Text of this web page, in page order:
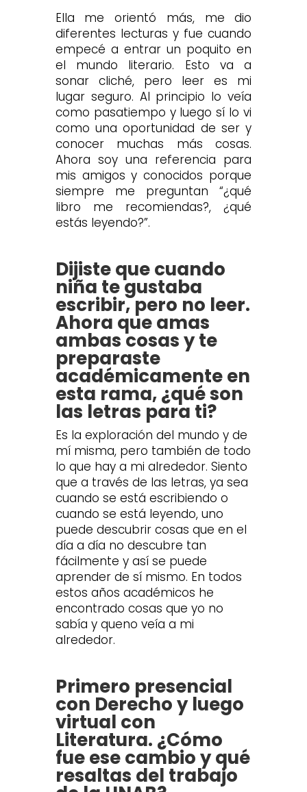
Ella me orientó más, me dio
diferentes lecturas y fue cuando
empecé a entrar un poquito en
el mundo literario. Esto va a
sonar cliché, pero leer es mi
lugar seguro. Al principio lo veía
como pasatiempo y luego sí lo vi
como una oportunidad de ser y
conocer muchas más cosas.
Ahora soy una referencia para
mis amigos y conocidos porque
siempre me preguntan “¿qué
libro me recomiendas?, ¿qué
estás leyendo?”.
Dijiste que cuando
niña te gustaba
escribir, pero no leer.
Ahora que amas
ambas cosas y te
preparaste
académicamente en
esta rama, ¿qué son
las letras para ti?
Es la exploración del mundo y de
mí misma, pero también de todo
lo que hay a mi alrededor. Siento
que a través de las letras, ya sea
cuando se está escribiendo o
cuando se está leyendo, uno
puede descubrir cosas que en el
día a día no descubre tan
fácilmente y así se puede
aprender de sí mismo. En todos
estos años académicos he
encontrado cosas que yo no
sabía y queno veía a mi
alrededor.
Primero presencial
con Derecho y luego
virtual con
Literatura. ¿Cómo
fue ese cambio y qué
resaltas del trabajo